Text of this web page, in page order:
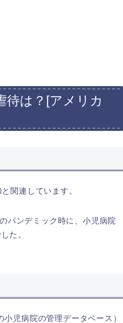
待は？[アメリカ
関連しています。
パンデミック時に、小児病院
た。
児病院の管理データベース）